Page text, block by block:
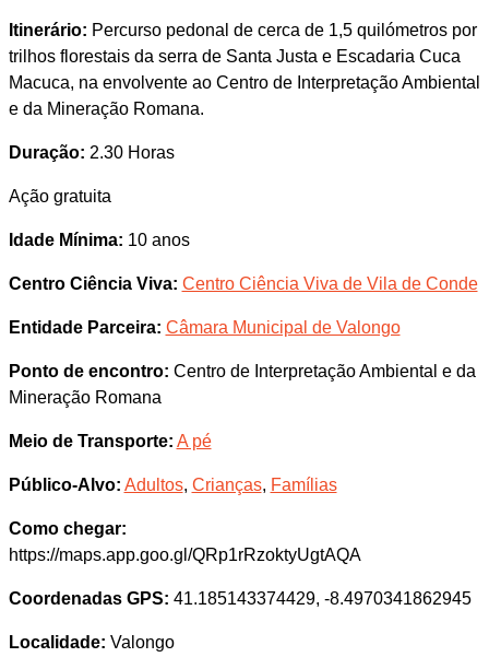
Itinerário: Percurso pedonal de cerca de 1,5 quilómetros por
trilhos florestais da serra de Santa Justa e Escadaria Cuca
Macuca, na envolvente ao Centro de Interpretação Ambiental
e da Mineração Romana.
Duração: 2.30 Horas
Ação gratuita
Idade Mínima: 10 anos
Centro Ciência Viva: Centro Ciência Viva de Vila de Conde
Entidade Parceira: Câmara Municipal de Valongo
Ponto de encontro: Centro de Interpretação Ambiental e da
Mineração Romana
Meio de Transporte: A pé
Público-Alvo: Adultos, Crianças, Famílias
Como chegar:
https://maps.app.goo.gl/QRp1rRzoktyUgtAQA
Coordenadas GPS: 41.185143374429, -8.4970341862945
Localidade: Valongo